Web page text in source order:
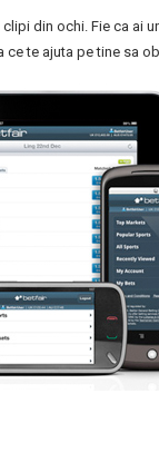
din ochi. Fie ca ai
ce te ajuta pe tine sa